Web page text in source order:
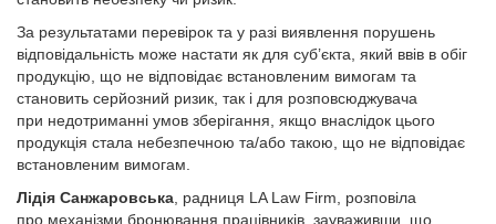
За результатами перевірок та у разі виявлення порушень
відповідальність може настати як для суб’єкта, який ввів в обіг
продукцію, що не відповідає встановленим вимогам та
становить серйозний ризик, так і для розповсюджувача
при недотриманні умов зберігання, якщо внаслідок цього
продукція стала небезпечною та/або такою, що не відповідає
встановленим вимогам.
Лідія Санжаровська , радниця LA Law Firm, розповіла
про механізми бронювання працівників, зауваживши, що